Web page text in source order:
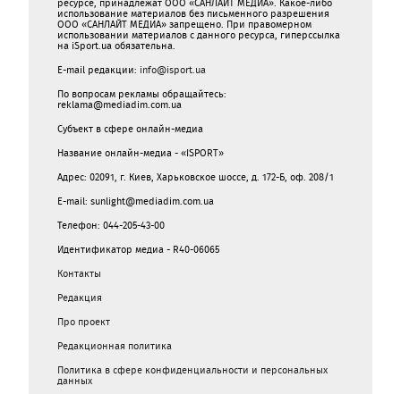
использование материалов без письменного разрешения
ООО «САНЛАЙТ МЕДИА» запрещено. При правомерном
использовании материалов с данного ресурса, гиперссылка
на iSport.ua обязательна.
E-mail редакции: info@isport.ua
По вопросам рекламы обращайтесь:
reklama@mediadim.com.ua
Субъект в сфере онлайн-медиа
Название онлайн-медиа - «ISPORT»
Адрес: 02091, г. Киев, Харьковское шоссе, д. 172-Б, оф. 208/1
E-mail: sunlight@mediadim.com.ua
Телефон: 044-205-43-00
Идентификатор медиа - R40-06065
Контакты
Редакция
Про проект
Редакционная политика
Политика в сфере конфиденциальности и персональных
данных